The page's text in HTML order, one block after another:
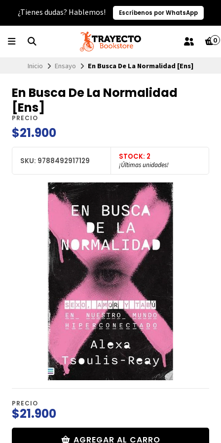
¿Tienes dudas? Hablemos! Escríbenos por WhatsApp
0
Inicio Ensayo En Busca De La Normalidad [Ens]
En Busca De La Normalidad
[Ens]
PRECIO
$21.900
SKU: 9788492917129 STOCK: 2
¡Últimas unidades!
PRECIO
$21.900
AGREGAR AL CARRO